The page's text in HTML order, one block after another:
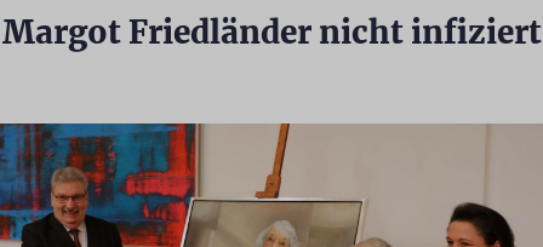
Margot Friedländer nicht infiziert